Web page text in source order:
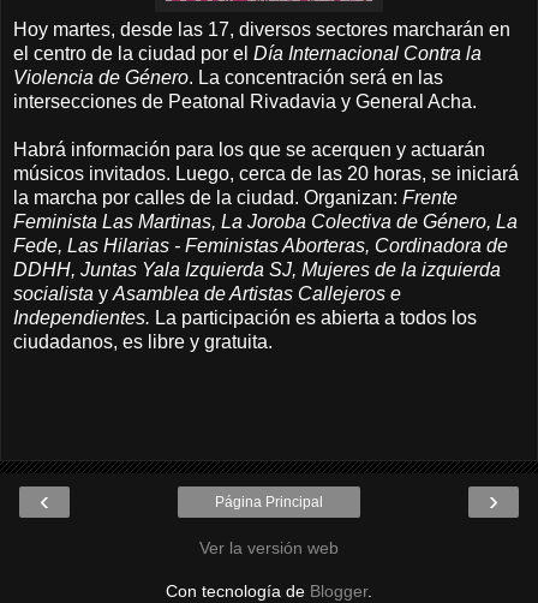
Hoy martes, desde las 17, diversos sectores marcharán en
el centro de la ciudad por el Día Internacional Contra la
Violencia de Género. La concentración será en las
intersecciones de Peatonal Rivadavia y General Acha.
Habrá información para los que se acerquen y actuarán
músicos invitados. Luego, cerca de las 20 horas, se iniciará
la marcha por calles de la ciudad. Organizan: Frente
Feminista Las Martinas, La Joroba Colectiva de Género, La
Fede, Las Hilarias - Feministas Aborteras, Cordinadora de
DDHH, Juntas Yala Izquierda SJ, Mujeres de la izquierda
socialista y Asamblea de Artistas Callejeros e
Independientes. La participación es abierta a todos los
ciudadanos, es libre y gratuita.
‹ ›
Página Principal
Ver la versión web
Con tecnología de Blogger.